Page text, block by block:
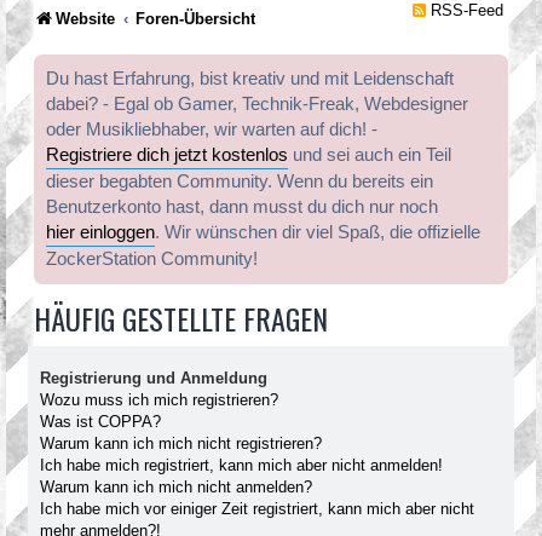
Website Foren-Übersicht RSS-Feed
Du hast Erfahrung, bist kreativ und mit Leidenschaft
dabei? - Egal ob Gamer, Technik-Freak, Webdesigner
oder Musikliebhaber, wir warten auf dich! -
Registriere dich jetzt kostenlos und sei auch ein Teil
dieser begabten Community. Wenn du bereits ein
Benutzerkonto hast, dann musst du dich nur noch
hier einloggen. Wir wünschen dir viel Spaß, die offizielle
ZockerStation Community!
HÄUFIG GESTELLTE FRAGEN
Registrierung und Anmeldung
Wozu muss ich mich registrieren?
Was ist COPPA?
Warum kann ich mich nicht registrieren?
Ich habe mich registriert, kann mich aber nicht anmelden!
Warum kann ich mich nicht anmelden?
Ich habe mich vor einiger Zeit registriert, kann mich aber nicht
mehr anmelden?!